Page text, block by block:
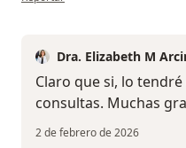
Dra. Elizabeth M
Claro que si, lo
consultas. Muchas
2 de febrero de 2026